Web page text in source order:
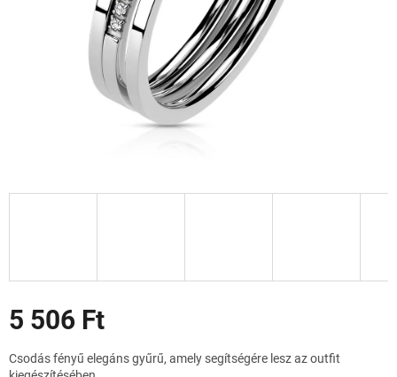
5 506 Ft
Csodás fényű elegáns gyűrű, amely segítségére lesz az outfit